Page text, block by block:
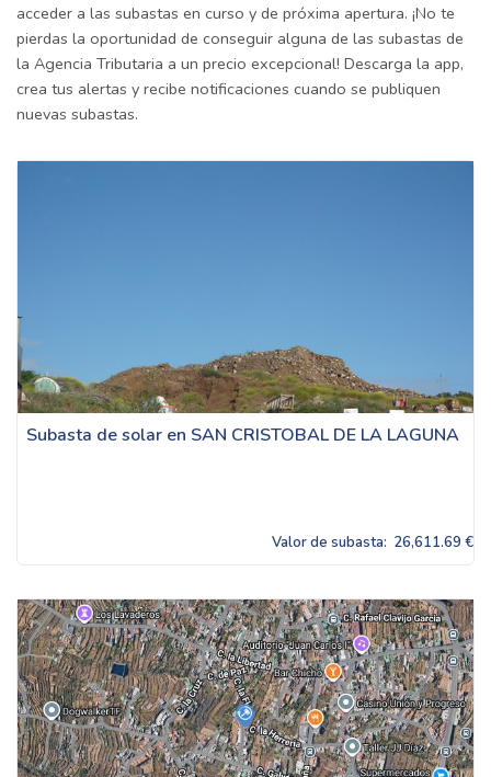
acceder a las subastas en curso y de próxima apertura. ¡No te
pierdas la oportunidad de conseguir alguna de las subastas de
la Agencia Tributaria a un precio excepcional! Descarga la app,
crea tus alertas y recibe notificaciones cuando se publiquen
nuevas subastas.
Subasta de solar en SAN CRISTOBAL DE LA LAGUNA
Valor de subasta: 26,611.69 €